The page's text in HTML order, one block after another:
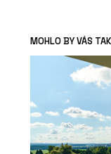
MOHLO BY VÁS